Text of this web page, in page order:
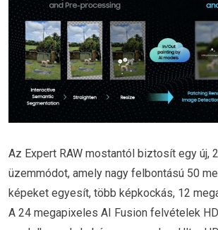
Az Expert RAW mostantól biztosít egy új,
üzemmódot, amely nagy felbontású 50
képeket egyesít, több képkockás, 12
A 24 megapixeles AI Fusion felvételek